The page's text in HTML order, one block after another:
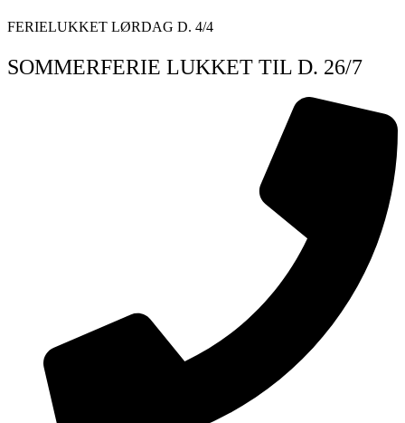
Videre
indhold
FERIELUKKET LØRDAG D. 4/4
SOMMERFERIE LUKKET TIL D. 26/7